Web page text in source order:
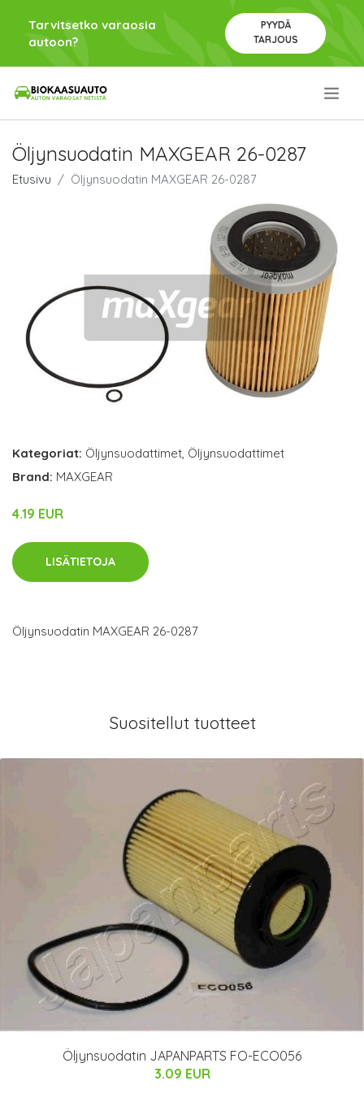
Tarvitsetko varaosia
autoon?
PYYDÄ
TARJOUS
Öljynsuodatin MAXGEAR 26-0287
Etusivu Öljynsuodatin MAXGEAR 26-0287
Kategoriat: Öljynsuodattimet Öljynsuodattimet
Brand: MAXGEAR
4.19 EUR
LISÄTIETOJA
Öljynsuodatin MAXGEAR 26-0287
Suositellut tuotteet
Öljynsuodatin JAPANPARTS FO-ECO056
3.09 EUR